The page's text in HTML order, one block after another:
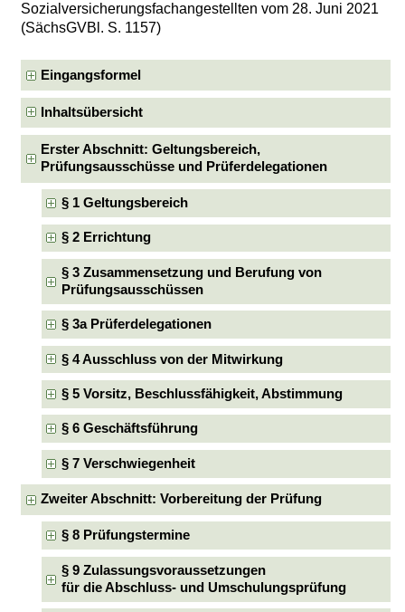
Sozialversicherungsfachangestellten vom 28. Juni 2021
(SächsGVBl. S. 1157)
Eingangsformel
Inhaltsübersicht
Erster Abschnitt: Geltungsbereich,
Prüfungsausschüsse und Prüferdelegationen
§ 1 Geltungsbereich
§ 2 Errichtung
§ 3 Zusammensetzung und Berufung von
Prüfungsausschüssen
§ 3a Prüferdelegationen
§ 4 Ausschluss von der Mitwirkung
§ 5 Vorsitz, Beschlussfähigkeit, Abstimmung
§ 6 Geschäftsführung
§ 7 Verschwiegenheit
Zweiter Abschnitt: Vorbereitung der Prüfung
§ 8 Prüfungstermine
§ 9 Zulassungsvoraussetzungen
für die Abschluss- und Umschulungsprüfung